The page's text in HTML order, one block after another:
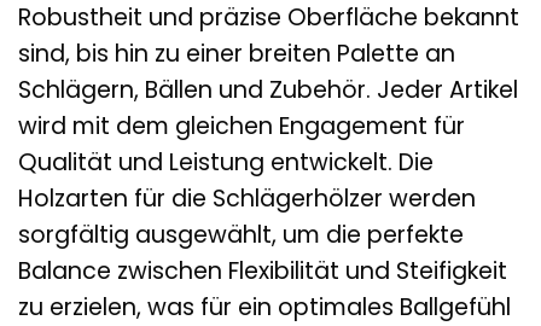
Robustheit und präzise Oberfläche bekannt
sind, bis hin zu einer breiten Palette an
Schlägern, Bällen und Zubehör. Jeder Artikel
wird mit dem gleichen Engagement für
Qualität und Leistung entwickelt. Die
Holzarten für die Schlägerhölzer werden
sorgfältig ausgewählt, um die perfekte
Balance zwischen Flexibilität und Steifigkeit
zu erzielen, was für ein optimales Ballgefühl